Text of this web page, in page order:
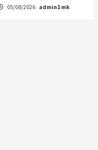
05/08/2026 admin1 mk